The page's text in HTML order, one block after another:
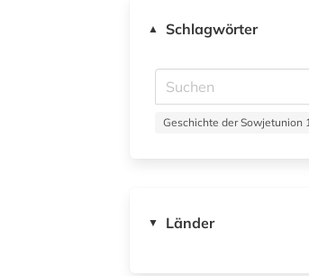
▲ Schlagwörter
Geschichte der Sowjetunion
▼ Länder